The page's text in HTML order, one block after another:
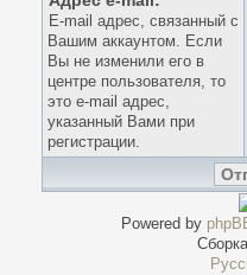
E-mail адрес, связанный с
Вашим аккаунтом. Если
Вы не изменили его в
центре пользователя, то
это e-mail адрес,
указанный Вами при
регистрации.
Powered by